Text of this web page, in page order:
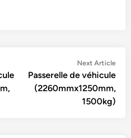
Next Article
Passerelle de véhicule
(2260mmx1250mm,
1500kg)